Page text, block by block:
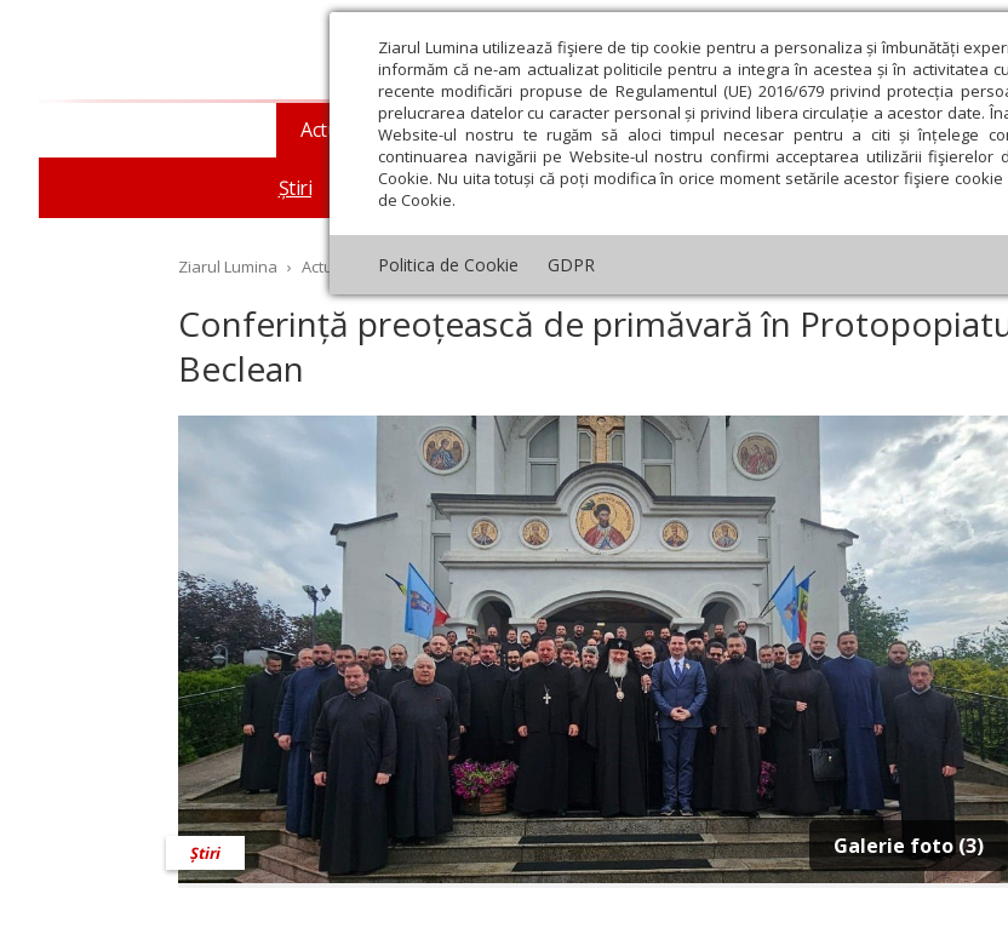
Ziarul Lumina utilizează fişiere de tip cookie pentru a personaliza și îmbunătăți
informăm că ne-am actualizat politicile pentru a integra în acestea și în activitatea
recente modificări propuse de Regulamentul (UE) 2016/679 privind protecția
prelucrarea datelor cu caracter personal și privind libera circulație a acestor date.
Website-ul nostru te rugăm să aloci timpul necesar pentru a citi și înțelege
continuarea navigării pe Website-ul nostru confirmi acceptarea utilizării fişierelor
Cookie. Nu uita totuși că poți modifica în orice moment setările acestor fişiere
de Cookie.
Politica de Cookie GDPR
Actualitate religioasă
Știri Mesaje și cuvântări An omagial Comunicate de presă
Teologie și spiritualitate Educaţie și Cultură
Ziarul Lumina › Actualitate religioasă › Știri › Conferință preoțească de primăvară în Protopopiatul Beclean
Conferință preoțească de primăvară în
Beclean
Galerie foto (3)
Știri